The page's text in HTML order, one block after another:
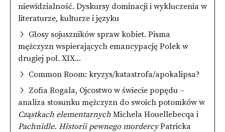
niewidzialność. Dyskursy dominacji i wykluczenia w
literaturze, kulturze i języku
Głosy sojuszników spraw kobiet. Pisma
mężczyzn wspierających emancypację Polek w
drugiej poł. XIX...
Common Room: kryzys/katastrofa/apokalipsa?
Zofia Rogala, Ojcostwo w świecie popędu –
analiza stosunku mężczyzn do swoich potomków w
Cząstkach elementarnych Michela Houellebecqa i
Pachnidle. Historii pewnego mordercyPatricka